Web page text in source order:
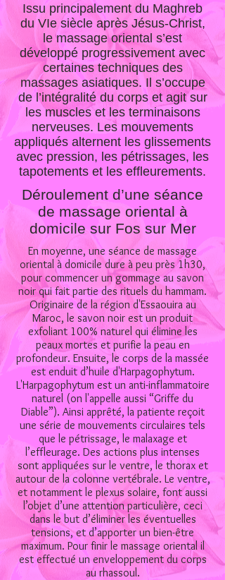
Issu principalement du Maghreb
du VIe siècle après Jésus-Christ,
le massage oriental s’est
développé progressivement avec
certaines techniques des
massages asiatiques. Il s’occupe
de l’intégralité du corps et agit sur
les muscles et les terminaisons
nerveuses. Les mouvements
appliqués alternent les glissements
avec pression, les pétrissages, les
tapotements et les effleurements.
Déroulement d’une séance
de massage oriental à
domicile sur Fos sur Mer
En moyenne, une séance de massage
oriental à domicile dure à peu près 1h30,
pour commencer un gommage au savon
noir qui fait partie des rituels du hammam.
Originaire de la région d'Essaouira au
Maroc, le savon noir est un produit
exfoliant 100% naturel qui élimine les
peaux mortes et purifie la peau en
profondeur. Ensuite, le corps de la massée
est enduit d’huile d'Harpagophytum.
L'Harpagophytum est un anti-inflammatoire
naturel (on l'appelle aussi “Griffe du
Diable”). Ainsi apprêté, la patiente reçoit
une série de mouvements circulaires tels
que le pétrissage, le malaxage et
l’effleurage. Des actions plus intenses
sont appliquées sur le ventre, le thorax et
autour de la colonne vertébrale. Le ventre,
et notamment le plexus solaire, font aussi
l’objet d’une attention particulière, ceci
dans le but d’éliminer les éventuelles
tensions, et d’apporter un bien-être
maximum. Pour finir le massage oriental il
est effectué un enveloppement du corps
au rhassoul.